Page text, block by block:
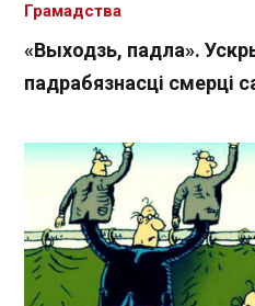
«Выходзь, падла».
падрабязнасці смерці
Грамадства